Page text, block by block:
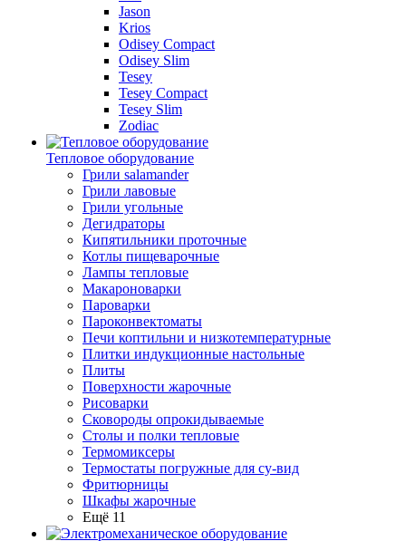
Jason
Krios
Odisey Compact
Odisey Slim
Tesey
Tesey Compact
Tesey Slim
Zodiac
Тепловое оборудование
Грили salamander
Грили лавовые
Грили угольные
Дегидраторы
Кипятильники проточные
Котлы пищеварочные
Лампы тепловые
Макароноварки
Пароварки
Пароконвектоматы
Печи коптильни и низкотемпературные
Плитки индукционные настольные
Плиты
Поверхности жарочные
Рисоварки
Сковороды опрокидываемые
Столы и полки тепловые
Термомиксеры
Термостаты погружные для су-вид
Фритюрницы
Шкафы жарочные
Ещё 11